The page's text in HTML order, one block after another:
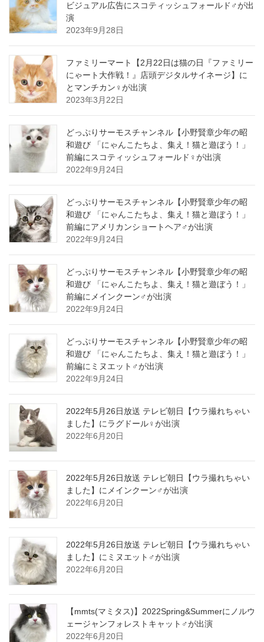
ビジュアル広告にスコティッシュフォールド♂が出
演
2023年9月28日
ファミリーマート【2月22日は猫の日『ファミリー
にゃート大作戦！』店頭デジタルサイネージ】に
とマンチカン♀が出演
2023年3月22日
どっぷりサーモスチャンネル【小野賢章少年の昭
和遊び 「にゃんこたちよ、集え！猫と遊ぼう！」
前編にスコティッシュフォールド♀が出演
2022年9月24日
どっぷりサーモスチャンネル【小野賢章少年の昭
和遊び 「にゃんこたちよ、集え！猫と遊ぼう！」
前編にアメリカンショートヘア♂が出演
2022年9月24日
どっぷりサーモスチャンネル【小野賢章少年の昭
和遊び 「にゃんこたちよ、集え！猫と遊ぼう！」
前編にメインクーン♂が出演
2022年9月24日
どっぷりサーモスチャンネル【小野賢章少年の昭
和遊び 「にゃんこたちよ、集え！猫と遊ぼう！」
前編にミヌエット♂が出演
2022年9月24日
2022年5月26日放送 テレビ朝日【ウラ撮れちゃい
ました】にラグドール♀が出演
2022年6月20日
2022年5月26日放送 テレビ朝日【ウラ撮れちゃい
ました】にメインクーン♂が出演
2022年6月20日
2022年5月26日放送 テレビ朝日【ウラ撮れちゃい
ました】にミヌエット♂が出演
2022年6月20日
【mmts(マミタス)】2022Spring&Summerにノルウ
ェージャンフォレストキャット♂が出演
2022年6月20日